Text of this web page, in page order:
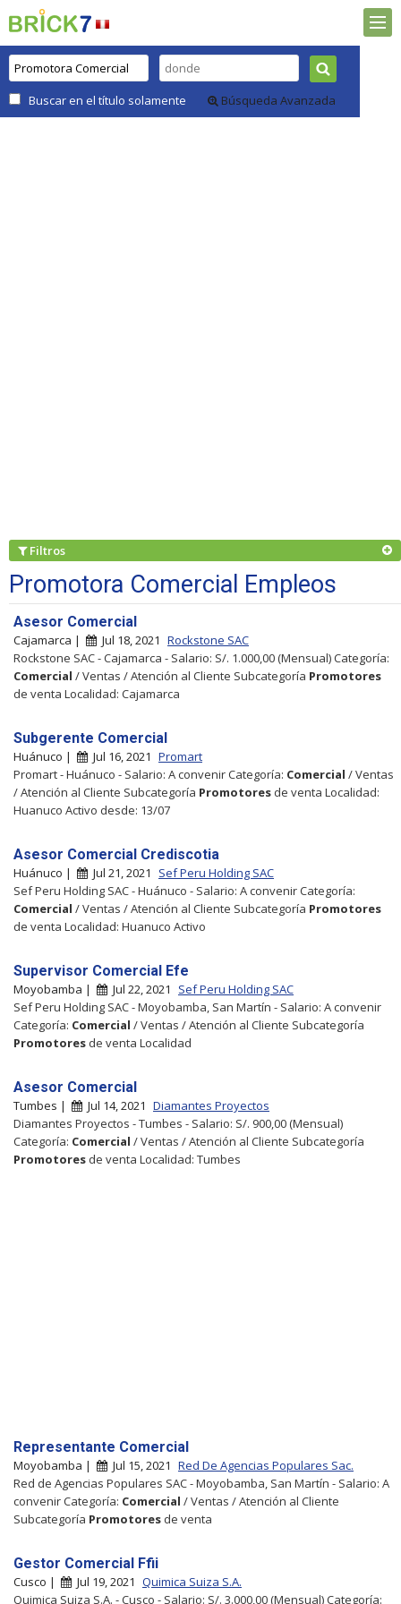
Buscar en el título solamente Búsqueda Avanzada
Filtros
Promotora Comercial Empleos
Asesor Comercial
Cajamarca | Jul 18, 2021 Rockstone SAC
Rockstone SAC - Cajamarca - Salario: S/. 1.000,00 (Mensual) Categoría:
Comercial / Ventas / Atención al Cliente Subcategoría Promotores
de venta Localidad: Cajamarca
Subgerente Comercial
Huánuco | Jul 16, 2021 Promart
Promart - Huánuco - Salario: A convenir Categoría: Comercial / Ventas
/ Atención al Cliente Subcategoría Promotores de venta Localidad:
Huanuco Activo desde: 13/07
Asesor Comercial Crediscotia
Huánuco | Jul 21, 2021
Sef Peru Holding SAC
Sef Peru Holding SAC - Huánuco - Salario: A convenir Categoría:
Comercial / Ventas / Atención al Cliente Subcategoría Promotores
de venta Localidad: Huanuco Activo
Supervisor Comercial Efe
Moyobamba | Jul 22, 2021
Sef Peru Holding SAC
Sef Peru Holding SAC - Moyobamba, San Martín - Salario: A convenir
Categoría: Comercial / Ventas / Atención al Cliente Subcategoría
Promotores de venta Localidad
Asesor Comercial
Tumbes | Jul 14, 2021 Diamantes Proyectos
Diamantes Proyectos - Tumbes - Salario: S/. 900,00 (Mensual)
Categoría: Comercial / Ventas / Atención al Cliente Subcategoría
Promotores de venta Localidad: Tumbes
Representante Comercial
Moyobamba | Jul 15, 2021 Red De Agencias Populares Sac.
Red de Agencias Populares SAC - Moyobamba, San Martín - Salario: A
convenir Categoría: Comercial / Ventas / Atención al Cliente
Subcategoría Promotores de venta
Gestor Comercial Ffii
Cusco | Jul 19, 2021 Quimica Suiza S.A.
Quimica Suiza S.A. - Cusco - Salario: S/. 3.000,00 (Mensual) Categoría: